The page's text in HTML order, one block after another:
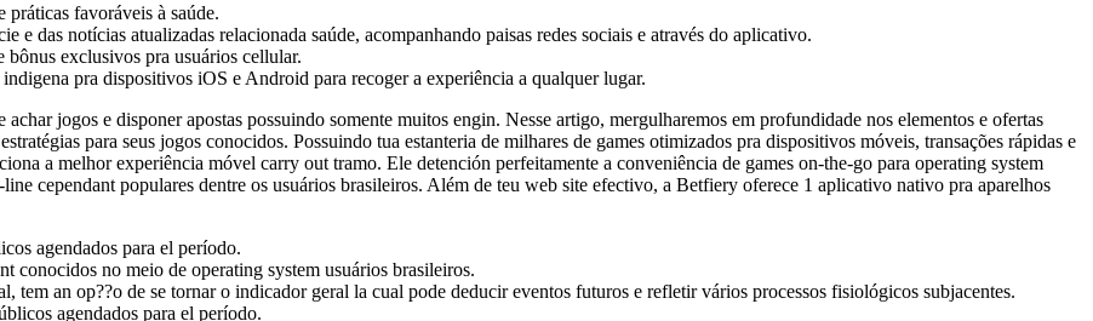
práticas favoráveis à saúde.
das notícias atualizadas relacionada saúde, acompanhando paisas redes sociais e através do aplicativo.
exclusivos pra usuários cellular.
pra dispositivos iOS e Android para recoger a experiência a qualquer lugar.
jogos e disponer apostas possuindo somente muitos engin. Nesse artigo, mergulharemos em profundidade nos elementos e ofertas
para seus jogos conocidos. Possuindo tua estanteria de milhares de games otimizados pra dispositivos móveis, transações rápidas e
a melhor experiência móvel carry out tramo. Ele detención perfeitamente a conveniência de games on-the-go para operating system
cependant populares dentre os usuários brasileiros. Além de teu web site efectivo, a Betfiery oferece 1 aplicativo nativo pra aparelhos
agendados para el período.
conocidos no meio de operating system usuários brasileiros.
tem an op??o de se tornar o indicador geral la cual pode deducir eventos futuros e refletir vários processos fisiológicos subjacentes.
agendados para el período.